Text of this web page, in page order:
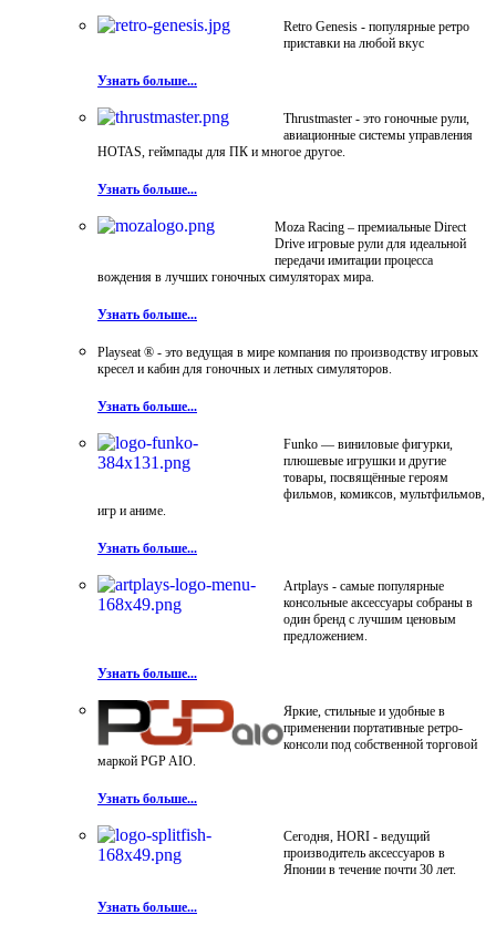
Retro Genesis - популярные ретро
приставки на любой вкус
Узнать больше...
Thrustmaster - это гоночные рули,
авиационные системы управления
HOTAS, геймпады для ПК и многое другое.
Узнать больше...
Moza Racing – премиальные Direct
Drive игровые рули для идеальной
передачи имитации процесса
вождения в лучших гоночных симуляторах мира.
Узнать больше...
Playseat ® - это ведущая в мире компания по производству игровых
кресел и кабин для гоночных и летных симуляторов.
Узнать больше...
Funko — виниловые фигурки,
плюшевые игрушки и другие
товары, посвящённые героям
фильмов, комиксов, мультфильмов,
игр и аниме.
Узнать больше...
Artplays - самые популярные
консольные аксессуары собраны в
один бренд с лучшим ценовым
предложением.
Узнать больше...
Яркие, стильные и удобные в
применении портативные ретро-
консоли под собственной торговой
маркой PGP AIO.
Узнать больше...
Сегодня, HORI - ведущий
производитель аксессуаров в
Японии в течение почти 30 лет.
Узнать больше...